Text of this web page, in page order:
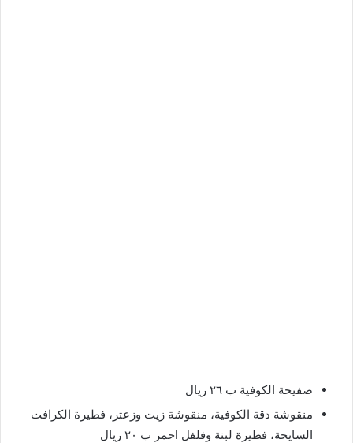
صفيحة الكوفية ب ٢٦ ريال
منقوشة دقة الكوفية، منقوشة زيت وزعتر، فطيرة الكرافت
السايحة، فطيرة لبنة وفلفل احمر ب ٢٠ ريال